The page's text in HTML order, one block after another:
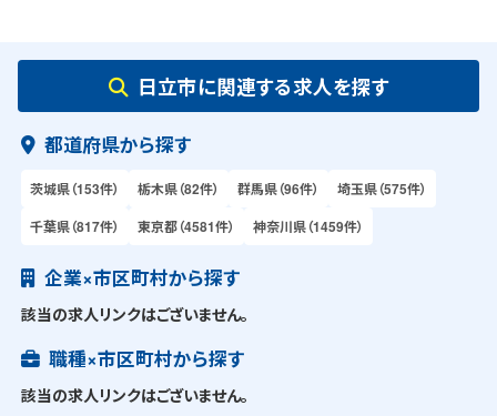
日立市に関連する求人を探す
都道府県から探す
茨城県（153件） 栃木県（82件） 群馬県（96件）
埼玉県（575件）
千葉県（817件）
東京都（4581件） 神奈川県（1459件）
企業×市区町村から探す
該当の求人リンクはございません。
職種×市区町村から探す
該当の求人リンクはございません。